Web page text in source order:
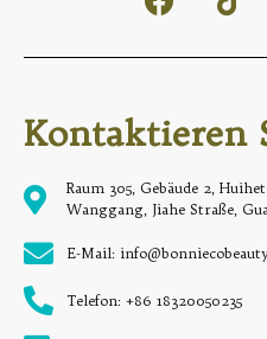
Kontaktieren
Raum 305, Gebäude 2,
Wanggang, Jiahe Straße,
E-Mail:
Telefon: +86 18320050235